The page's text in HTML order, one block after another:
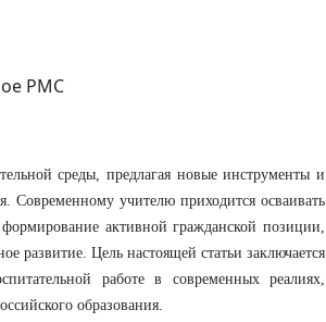
РМС
среды, предлагая новые инструменты и
Современному учителю приходится осваивать
активной гражданской позиции,
развитие. Цель настоящей статьи заключается
работе в современных реалиях,
образования.